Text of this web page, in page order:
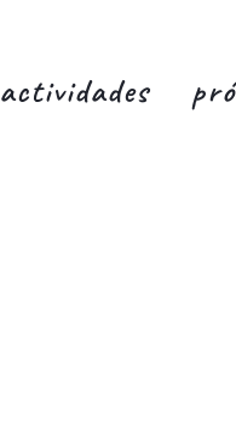
actividades